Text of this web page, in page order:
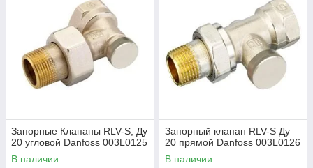
Запорные Клапаны RLV-S, Ду
20 угловой Danfoss 003L0125
В наличии
Запорный клапан RLV-S Ду
20 прямой Danfoss 003L0126
В наличии